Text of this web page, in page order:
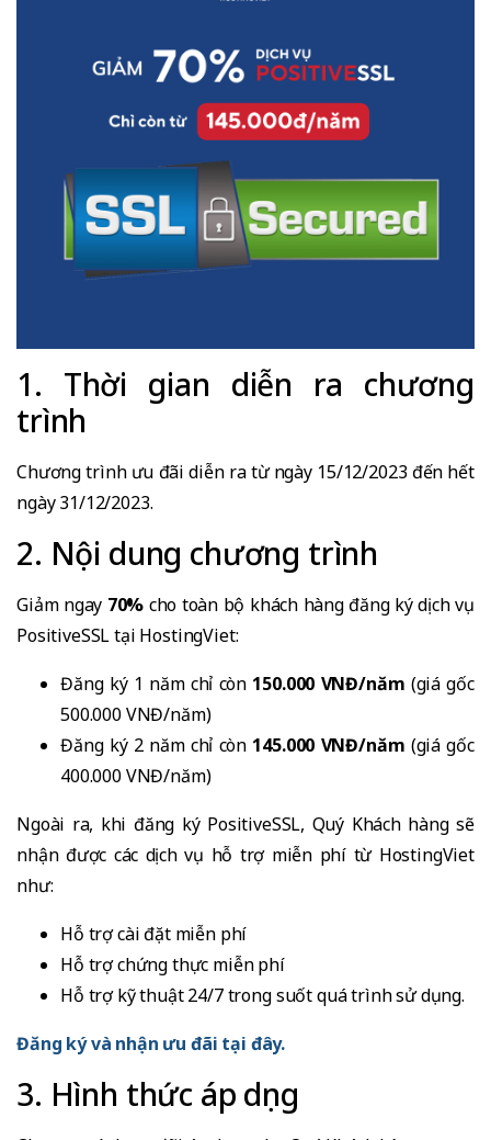
1. Thời gian diễn ra chương
trình
Chương trình ưu đãi diễn ra từ ngày 15/12/2023 đến hết
ngày 31/12/2023.
2. Nội dung chương trình
Giảm ngay 70% cho toàn bộ khách hàng đăng ký dịch vụ
PositiveSSL tại HostingViet:
Đăng ký 1 năm chỉ còn 150.000 VNĐ/năm (giá gốc
500.000 VNĐ/năm)
Đăng ký 2 năm chỉ còn 145.000 VNĐ/năm (giá gốc
400.000 VNĐ/năm)
Ngoài ra, khi đăng ký PositiveSSL, Quý Khách hàng sẽ
nhận được các dịch vụ hỗ trợ miễn phí từ HostingViet
như:
Hỗ trợ cài đặt miễn phí
Hỗ trợ chứng thực miễn phí
Hỗ trợ kỹ thuật 24/7 trong suốt quá trình sử dụng.
Đăng ký và nhận ưu đãi tại đây.
3. Hình thức áp dụng